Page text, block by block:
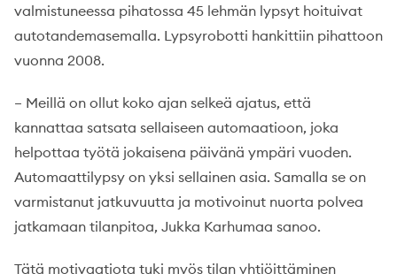
valmistuneessa pihatossa 45 lehmän lypsyt hoituivat
autotandemasemalla. Lypsyrobotti hankittiin pihattoon
vuonna 2008.
– Meillä on ollut koko ajan selkeä ajatus, että
kannattaa satsata sellaiseen automaatioon, joka
helpottaa työtä jokaisena päivänä ympäri vuoden.
Automaattilypsy on yksi sellainen asia. Samalla se on
varmistanut jatkuvuutta ja motivoinut nuorta polvea
jatkamaan tilanpitoa, Jukka Karhumaa sanoo.
Tätä motivaatiota tuki myös tilan yhtiöittäminen